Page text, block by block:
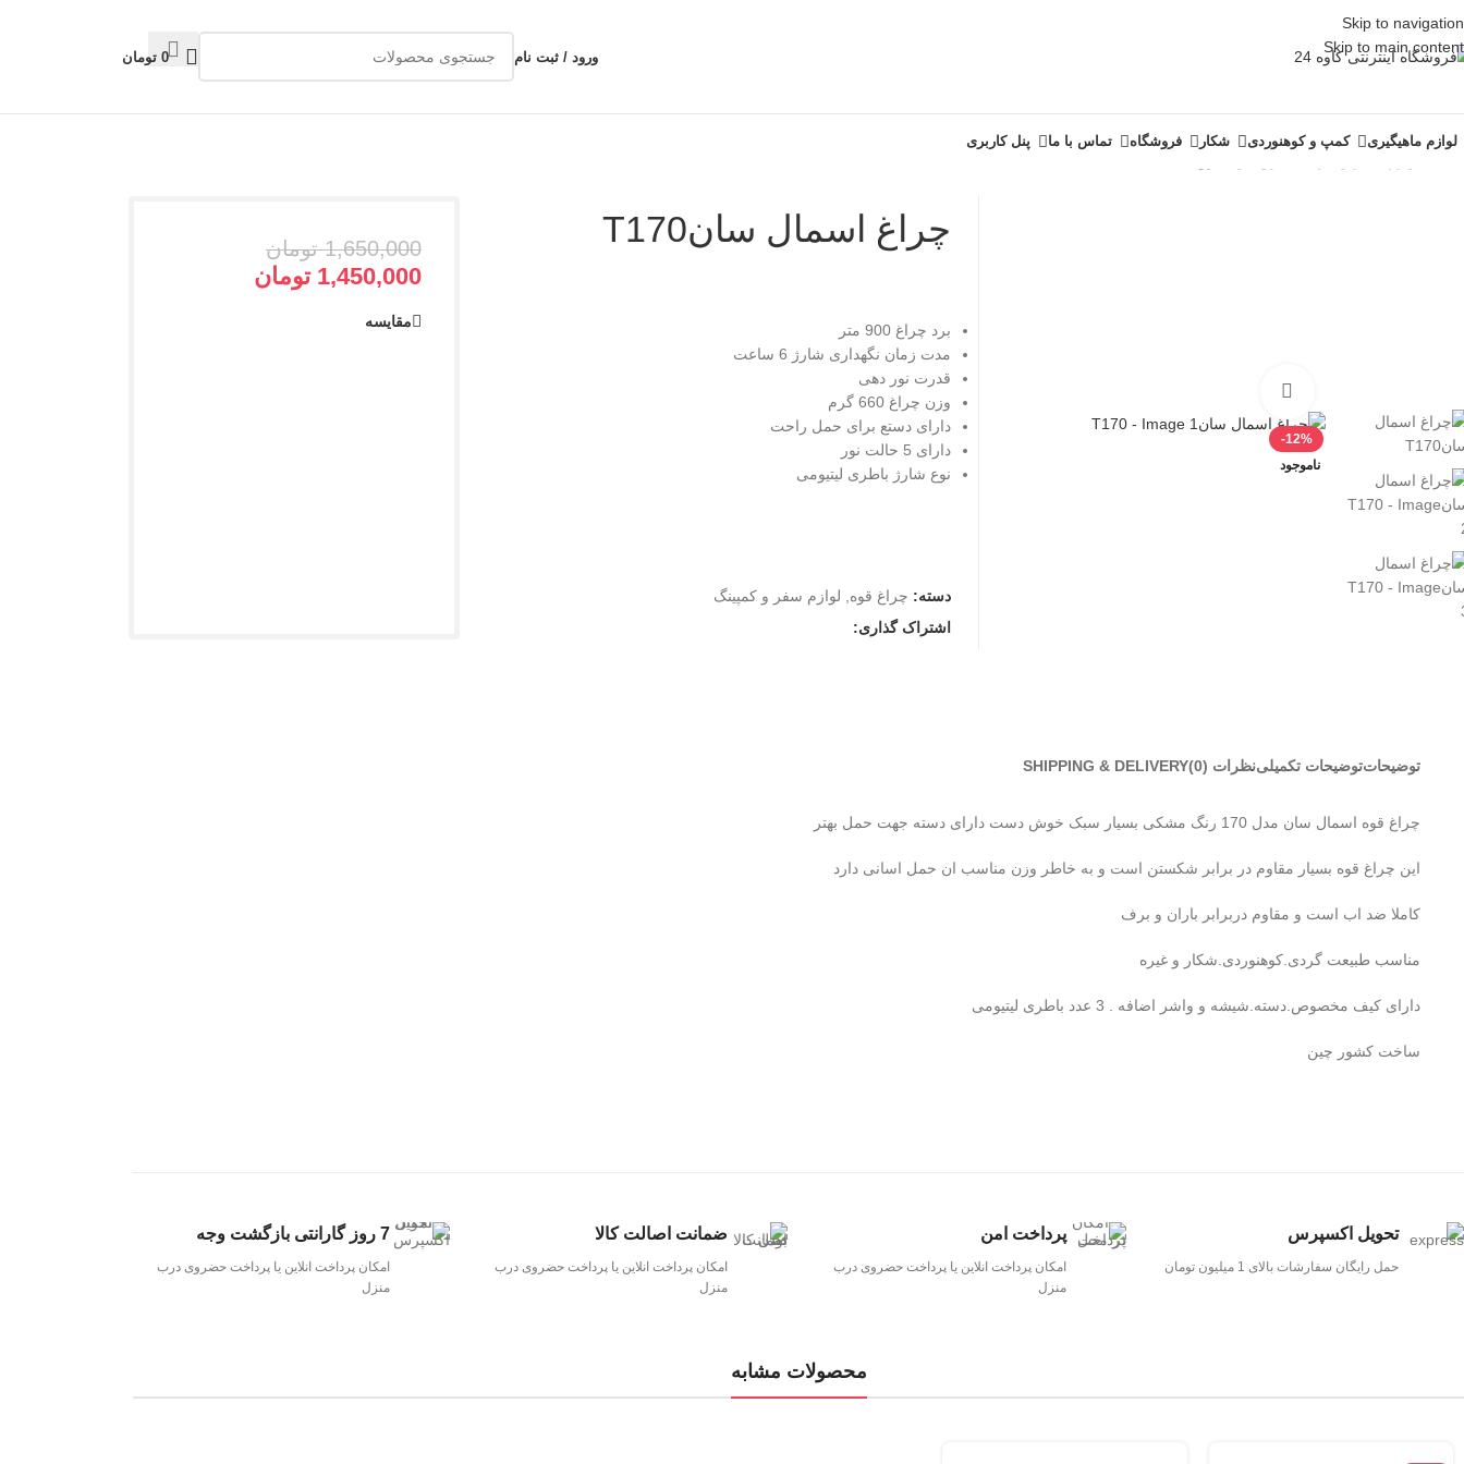
Skip to navigation
Skip to main content
ورود / ثبت نام 0 تومان
لوازم ماهیگیری کمپ و کوهنوردی شکار فروشگاه تماس با ما پنل کاربری
-12%
ناموجود
چراغ اسمال سانT170
برد چراغ 900 متر
مدت زمان نگهداری شارژ 6 ساعت
قدرت نور دهی
وزن چراغ 660 گرم
دارای دستع برای حمل راحت
دارای 5 حالت نور
نوع شارژ باطری لیتیومی
دسته: چراغ قوه
لوازم سفر و کمپینگ
اشتراک گذاری:
1,650,000 تومان
1,450,000 تومان
مقایسه
توضیحاتتوضیحات تکمیلینظرات (0) SHIPPING & DELIVERY
چراغ قوه اسمال سان مدل 170 رنگ مشکی بسیار سبک خوش دست دارای دسته جهت حمل بهتر
این چراغ قوه بسیار مقاوم در برابر شکستن است و به خاطر وزن مناسب ان حمل اسانی دارد
کاملا ضد اب است و مقاوم دربرابر باران و برف
مناسب طبیعت گردی.کوهنوردی.شکار و غیره
دارای کیف مخصوص.دسته.شیشه و واشر اضافه . 3 عدد باطری لیتیومی
ساخت کشور چین
تحویل اکسپرس
حمل رایگان سفارشات بالای 1 میلیون تومان
پرداخت امن
امکان پرداخت انلاین یا پرداخت حضروی درب
منزل
ضمانت اصالت کالا
امکان پرداخت انلاین یا پرداخت حضروی درب
منزل
7 روز گارانتی بازگشت وجه
امکان پرداخت انلاین یا پرداخت حضروی درب
منزل
محصولات مشابه